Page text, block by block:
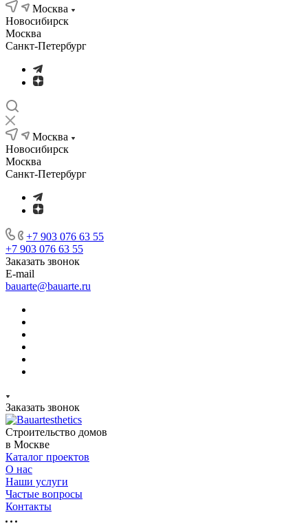
Москва
Новосибирск
Москва
Санкт-Петербург
Москва
Новосибирск
Москва
Санкт-Петербург
+7 903 076 63 55
+7 903 076 63 55
Заказать звонок
E-mail
bauarte@bauarte.ru
Заказать звонок
Строительство домов
в Москве
Каталог проектов
О нас
Наши услуги
Частые вопросы
Контакты